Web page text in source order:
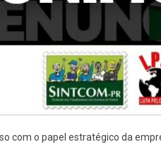
com o papel estratégico da